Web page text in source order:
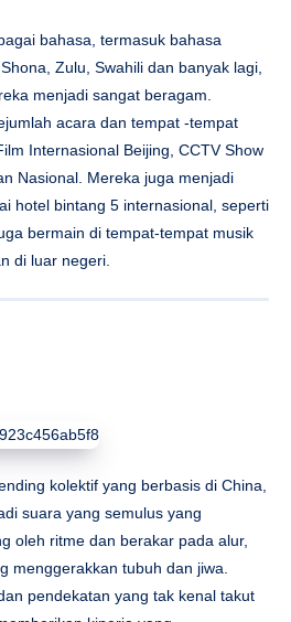
bahasa, termasuk bahasa
Zulu, Swahili dan banyak lagi,
menjadi sangat beragam.
acara dan tempat -tempat
Internasional Beijing, CCTV Show
Nasional. Mereka juga menjadi
hotel bintang 5 internasional, seperti
bermain di tempat-tempat musik
di luar negeri.
kolektif yang berbasis di China,
suara yang semulus yang
oleh ritme dan berakar pada alur,
menggerakkan tubuh dan jiwa.
pendekatan yang tak kenal takut